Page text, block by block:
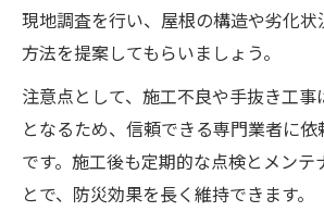
現地調査を行い、屋根の構造や劣化
方法を提案してもらいましょう。
注意点として、施工不良や手抜き工事
となるため、信頼できる専門業者に
です。施工後も定期的な点検とメンテ
とで、防災効果を長く維持できます。